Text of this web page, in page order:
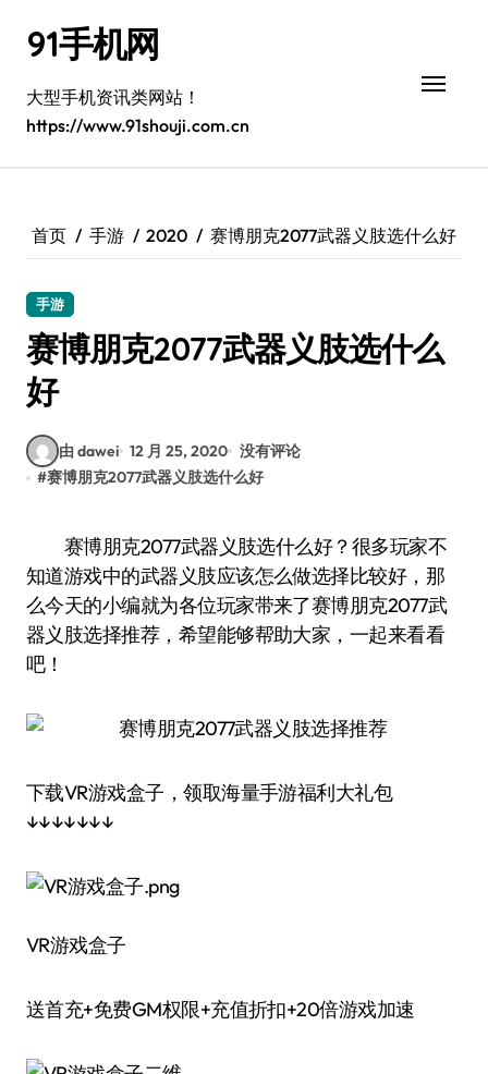
91手机网
大型手机资讯类网站！
https://www.91shouji.com.cn
首页 手游 2020 赛博朋克2077武器义肢选什么好
手游
赛博朋克2077武器义肢选什么
好
由 dawei 12 月 25, 2020 没有评论
#赛博朋克2077武器义肢选什么好
赛博朋克2077武器义肢选什么好？很多玩家不
知道游戏中的武器义肢应该怎么做选择比较好，那
么今天的小编就为各位玩家带来了赛博朋克2077武
器义肢选择推荐，希望能够帮助大家，一起来看看
吧！
下载VR游戏盒子，领取海量手游福利大礼包
↓↓↓↓↓↓↓
VR游戏盒子
送首充+免费GM权限+充值折扣+20倍游戏加速